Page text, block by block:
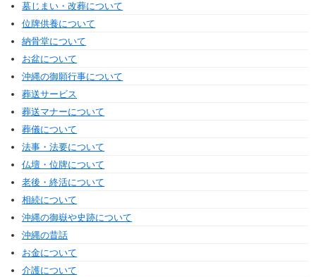
墓じまい・改葬について
位牌供養について
納骨堂について
お盆について
沖縄の御願行事について
葬送サービス
葬送マナーについて
葬儀について
法事・法要について
仏壇・位牌について
老後・終活について
相続について
沖縄の御嶽や史跡について
沖縄の昔話
お金について
介護について